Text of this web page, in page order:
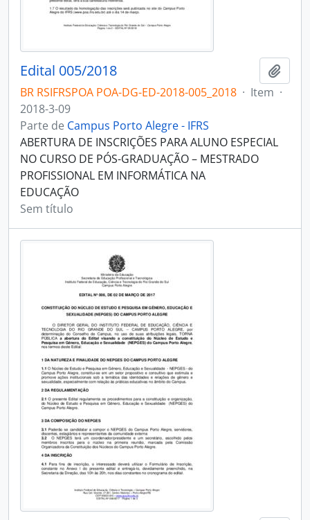
Edital 005/2018
BR RSIFRSPOA POA-DG-ED-2018-005_2018 · Item ·
2018-3-09
Parte de Campus Porto Alegre - IFRS
ABERTURA DE INSCRIÇÕES PARA ALUNO ESPECIAL
NO CURSO DE PÓS-GRADUAÇÃO – MESTRADO
PROFISSIONAL EM INFORMÁTICA NA
EDUCAÇÃO
Sem título